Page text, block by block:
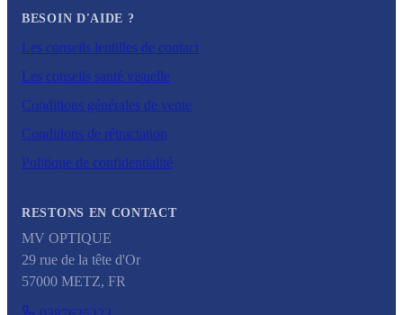
BESOIN D'AIDE ?
Les conseils lentilles de contact
Les conseils santé visuelle
Conditions générales de vente
Conditions de rétractation
Politique de confidentialité
RESTONS EN CONTACT
MV OPTIQUE
29 rue de la tête d'Or
57000 METZ, FR